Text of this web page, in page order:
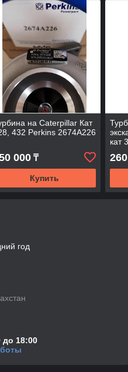
на Caterpillar Кат
432 Perkins 2674A226
000₸
Купить
кат
год
до 18:00